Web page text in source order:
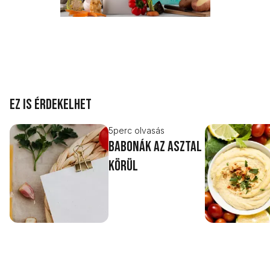
Ez is érdekelhet
5perc olvasás
Babonák az asztal
körül